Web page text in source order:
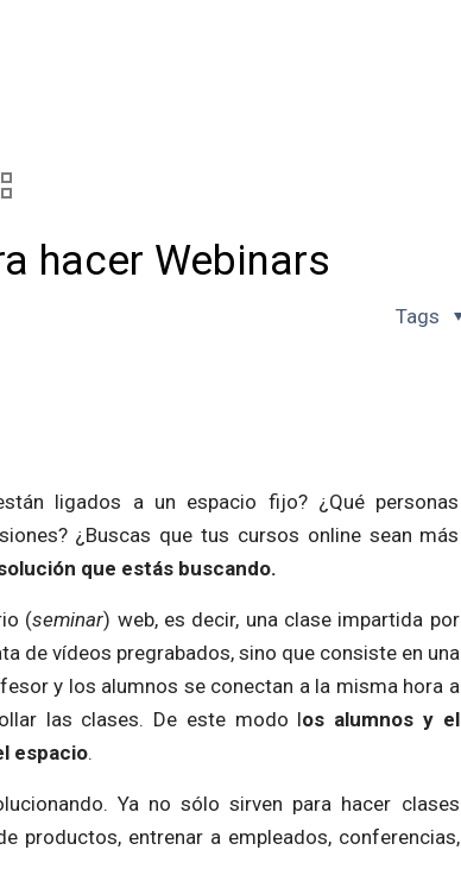
hacer Webinars
Tags
ligados a un espacio fijo? ¿Qué personas
¿Buscas que tus cursos online sean más
que estás buscando.
(seminar) web, es decir, una clase impartida por
de vídeos pregrabados, sino que consiste en una
y los alumnos se conectan a la misma hora a
las clases. De este modo los alumnos y el
espacio.
Ya no sólo sirven para hacer clases
productos, entrenar a empleados, conferencias,